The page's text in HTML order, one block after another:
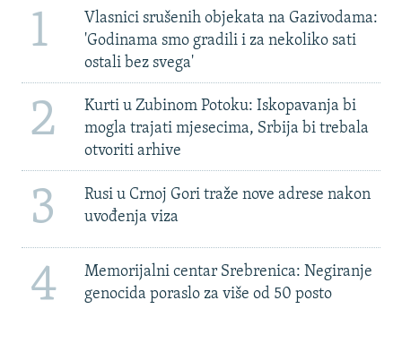
1
Vlasnici srušenih objekata na Gazivodama:
'Godinama smo gradili i za nekoliko sati
ostali bez svega'
2
Kurti u Zubinom Potoku: Iskopavanja bi
mogla trajati mjesecima, Srbija bi trebala
otvoriti arhive
3
Rusi u Crnoj Gori traže nove adrese nakon
uvođenja viza
4
Memorijalni centar Srebrenica: Negiranje
genocida poraslo za više od 50 posto